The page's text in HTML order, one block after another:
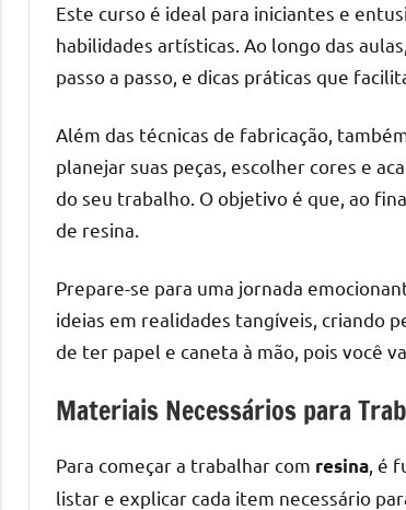
Este curso é ideal para iniciantes e
habilidades artísticas. Ao longo das
passo a passo, e dicas práticas que
Além das técnicas de fabricação,
planejar suas peças, escolher cores e
do seu trabalho. O objetivo é que, ao
de resina.
Prepare-se para uma jornada
ideias em realidades tangíveis, criando
de ter papel e caneta à mão, pois você
Materiais Necessários para
Para começar a trabalhar com resina, é
listar e explicar cada item necessário